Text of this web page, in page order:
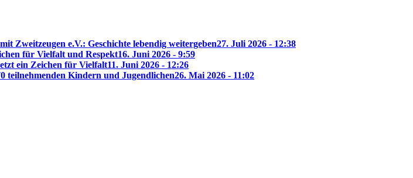
Zweitzeugen e.V.: Geschichte lebendig weitergeben27. Juli 2026 - 12:38
für Vielfalt und Respekt16. Juni 2026 - 9:59
ein Zeichen für Vielfalt11. Juni 2026 - 12:26
teilnehmenden Kindern und Jugendlichen26. Mai 2026 - 11:02